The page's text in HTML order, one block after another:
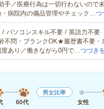
手／医療行為は一切行わないので
病院内の備品管理やチェック…つ
パソコンスキル不要 / 英語力不要
不問・ブランクOK★履歴書不要
あり／働きながら0円で…つづき
60代
男女比率
女性